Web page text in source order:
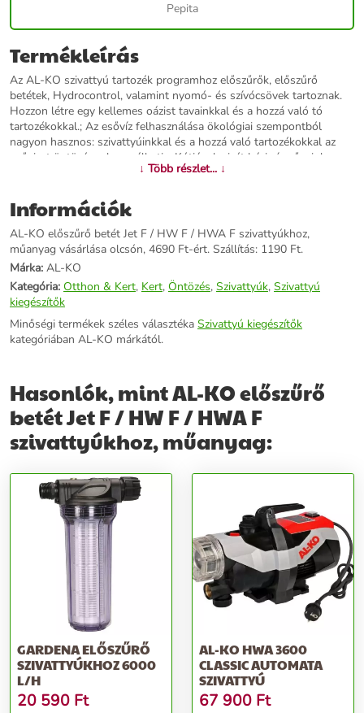
Pepita
Termékleírás
Az AL-KO szivattyú tartozék programhoz előszűrők, előszűrő
betétek, Hydrocontrol, valamint nyomó- és szívócsövek tartoznak.
Hozzon létre egy kellemes oázist tavainkkal és a hozzá való tó
tartozékokkal.; Az esővíz felhasználása ökológiai szempontból
nagyon hasznos: szivattyúinkkal és a hozzá való tartozékokkal az
esővizet öntözésre használhatja. Kútjának vizét házi vízműveink
segítségével is hasznosíthatja, sőt akár a hétvégi ház tusolója, vagy
szivattyúinkkal és tartozékaikkal mindig a megfelelő termékek
lesznek kéznél.
További információk>>
↓ Több részlet... ↓
Információk
AL-KO előszűrő betét Jet F / HW F / HWA F szivattyúkhoz,
műanyag vásárlása olcsón, 4690 Ft-ért. Szállítás: 1190 Ft.
Márka: AL-KO
Kategória: Otthon & Kert, Kert, Öntözés, Szivattyúk, Szivattyú
kiegészítők
Minőségi termékek széles választéka Szivattyú kiegészítők
kategóriában AL-KO márkától.
Hasonlók, mint AL-KO előszűrő
betét Jet F / HW F / HWA F
szivattyúkhoz, műanyag:
GARDENA ELŐSZŰRŐ
SZIVATTYÚKHOZ 6000
L/H
20 590 Ft
AL-KO HWA 3600
CLASSIC AUTOMATA
SZIVATTYÚ
67 900 Ft